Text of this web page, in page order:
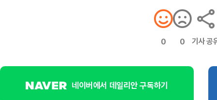
0 0 기사 공
네이버에서 데일리안 구독하기